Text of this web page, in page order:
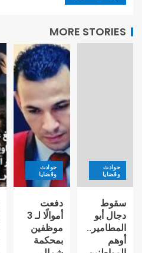
MORE STORIES
حوادث
وقضايا
سقوط
دجال أبو
المطامير..
أوهم
حوادث
وقضايا
دفعت
أموالًا لـ 3
موظفين
بمحكمة